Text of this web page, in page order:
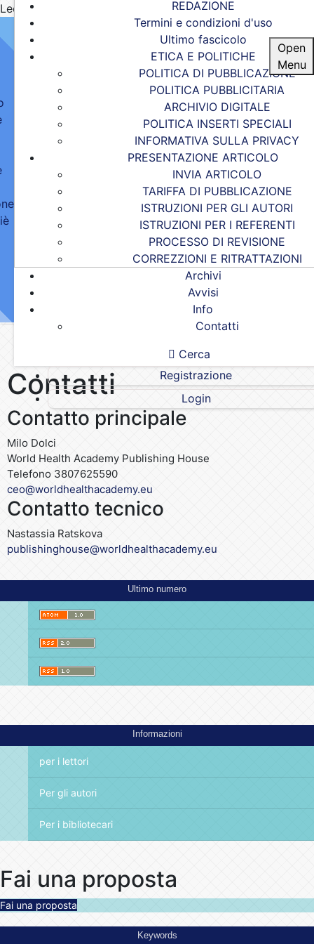
Leonardo da Vinci Journal
Open
Menu
REDAZIONE
Termini e condizioni d'uso
Ultimo fascicolo
ETICA E POLITICHE
POLITICA DI PUBBLICAZIONE
POLITICA PUBBLICITARIA
ARCHIVIO DIGITALE
POLITICA INSERTI SPECIALI
INFORMATIVA SULLA PRIVACY
PRESENTAZIONE ARTICOLO
INVIA ARTICOLO
TARIFFA DI PUBBLICAZIONE
ISTRUZIONI PER GLI AUTORI
ISTRUZIONI PER I REFERENTI
PROCESSO DI REVISIONE
CORREZZIONI E RITRATTAZIONI
Archivi
Avvisi
Info
Contatti
Cerca
Registrazione
Login
Home
Contatti
Contatto principale
Milo Dolci
World Health Academy Publishing House
Telefono 3807625590
ceo@worldhealthacademy.eu
Contatto tecnico
Nastassia Ratskova
publishinghouse@worldhealthacademy.eu
Ultimo numero
Informazioni
per i lettori
Per gli autori
Per i bibliotecari
Fai una proposta
Fai una proposta
Keywords